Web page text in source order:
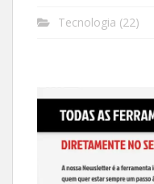
Tecnologia (22)